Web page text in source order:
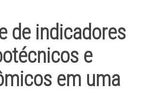
de indicadores
e
em uma